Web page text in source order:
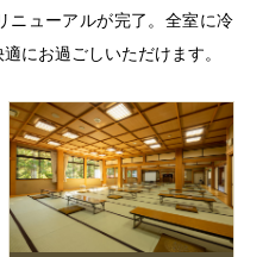
ニューアルが完了。全室に冷
にお過ごしいただけます。